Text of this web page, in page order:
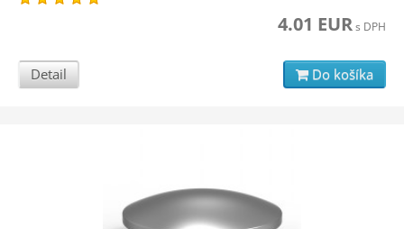
4.01 EURs DPH
Detail Do košíka